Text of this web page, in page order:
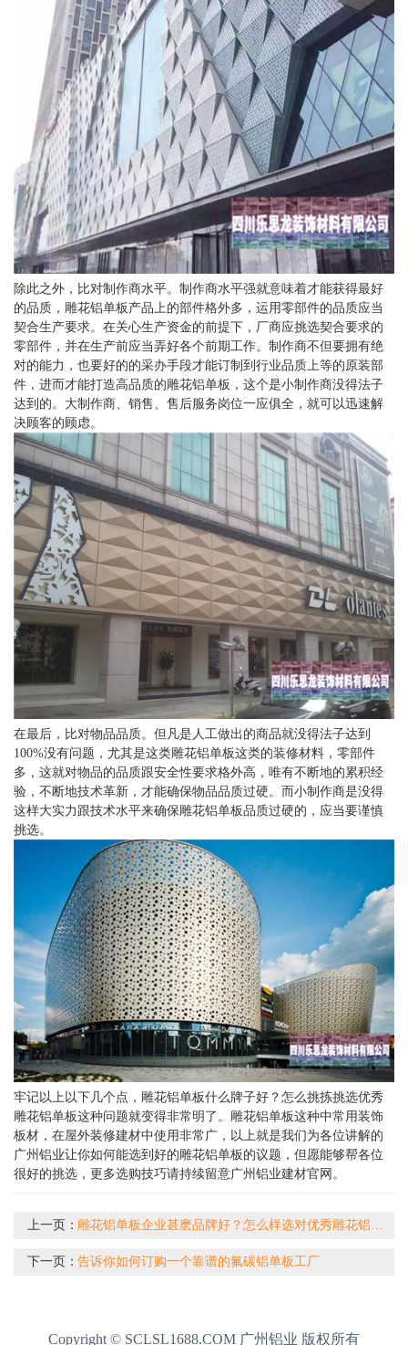
除此之外，比对制作商水平。制作商水平强就意味着才能获得最好
的品质，雕花铝单板产品上的部件格外多，运用零部件的品质应当
契合生产要求。在关心生产资金的前提下，厂商应挑选契合要求的
零部件，并在生产前应当弄好各个前期工作。制作商不但要拥有绝
对的能力，也要好的的采办手段才能订制到行业品质上等的原装部
件，进而才能打造高品质的雕花铝单板，这个是小制作商没得法子
达到的。大制作商、销售、售后服务岗位一应俱全，就可以迅速解
决顾客的顾虑。
在最后，比对物品品质。但凡是人工做出的商品就没得法子达到
100%没有问题，尤其是这类雕花铝单板这类的装修材料，零部件
多，这就对物品的品质跟安全性要求格外高，唯有不断地的累积经
验，不断地技术革新，才能确保物品品质过硬。而小制作商是没得
这样大实力跟技术水平来确保雕花铝单板品质过硬的，应当要谨慎
挑选。
牢记以上以下几个点，雕花铝单板什么牌子好？怎么挑拣挑选优秀
雕花铝单板这种问题就变得非常明了。雕花铝单板这种中常用装饰
板材，在屋外装修建材中使用非常广，以上就是我们为各位讲解的
广州铝业让你如何能选到好的雕花铝单板的议题，但愿能够帮各位
很好的挑选，更多选购技巧请持续留意广州铝业建材官网。
上一页：
下一页：告诉你如何订购一个靠谱的氟碳铝单板工厂
Copyright © SCLSL1688.COM 广州铝业 版权所有